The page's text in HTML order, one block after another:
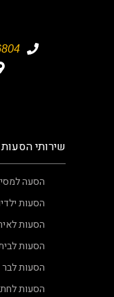
שירותי הסעות
הסעה
הסעות
הסעות
הסעות
הסעות לבר
הסעות